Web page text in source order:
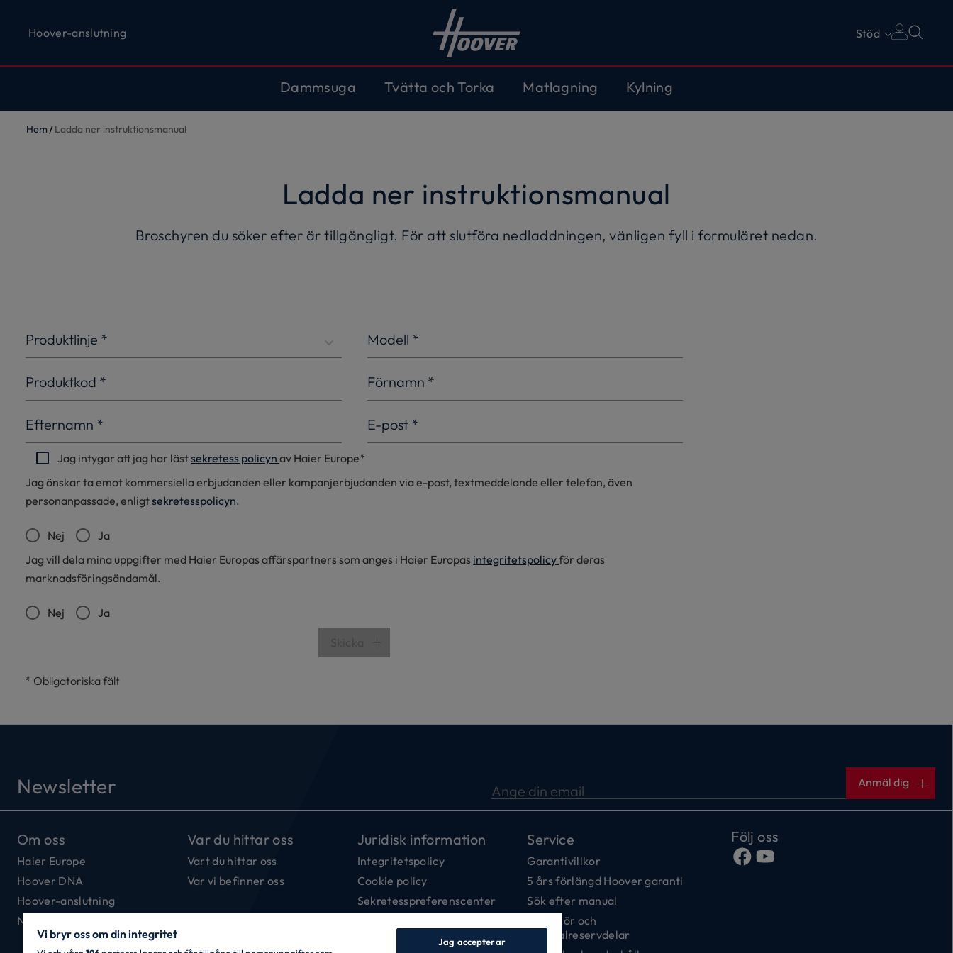
Hoover-anslutning Stöd
Dammsuga Tvätta och Torka Matlagning Kylning
Hem Ladda ner instruktionsmanual
Ladda ner instruktionsmanual
Broschyren du söker efter är tillgängligt. För att slutföra nedladdningen, vänligen fyll i formuläret nedan.
Produktlinje * Modell *
Produktkod * Förnamn *
Efternamn * E-post*
Jag intygar att jag har lästsekretess policyn av Haier Europe*
Jag önskar ta emot kommersiella erbjudanden eller kampanjerbjudanden via e-post, textmeddelande eller telefon, även
personanpassade, enligtsekretesspolicyn.
Nej
Ja
Jag vill dela mina uppgifter med Haier Europas affärspartners som anges i Haier Europas integritetspolicyför deras
marknadsföringsändamål.
Nej Ja
* Obligatoriska fält
Newsletter Ange din email Anmäl dig
Om oss
Haier Europe
Hoover DNA
Hoover-anslutning
Nyhetsbrev
Var du hittar oss
Vart du hittar oss
Var vi befinner oss
Juridisk information
Integritetspolicy
Cookie policy
Sekretesspreferenscenter
Service
Garantivillkor
5 års förlängd Hoover garanti
Sök efter manual
Tillbehör och
originalreservdelar
Följ oss
Vi bryr oss om din integritet
Jag accepterar